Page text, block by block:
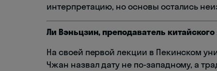
интерпретацию, но основы остались
Ли Вэньцзин, преподаватель
На своей первой лекции в Пекинском
Чжан назвал дату не по-западному, а